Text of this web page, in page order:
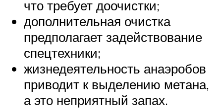
что требует доочистки;
дополнительная очистка
предполагает задействование
спецтехники;
жизнедеятельность анаэробов
приводит к выделению метана,
а это неприятный запах.